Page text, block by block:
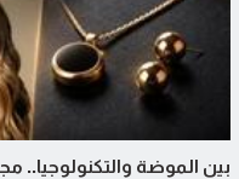
بين الموضة